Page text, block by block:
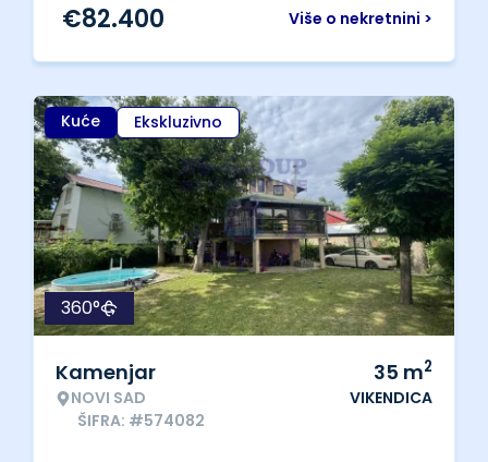
Više o nekretnini >
€82.400
Kuće Ekskluzivno
360°
Kamenjar
NOVI SAD
ŠIFRA: #574082
35 m2
VIKENDICA